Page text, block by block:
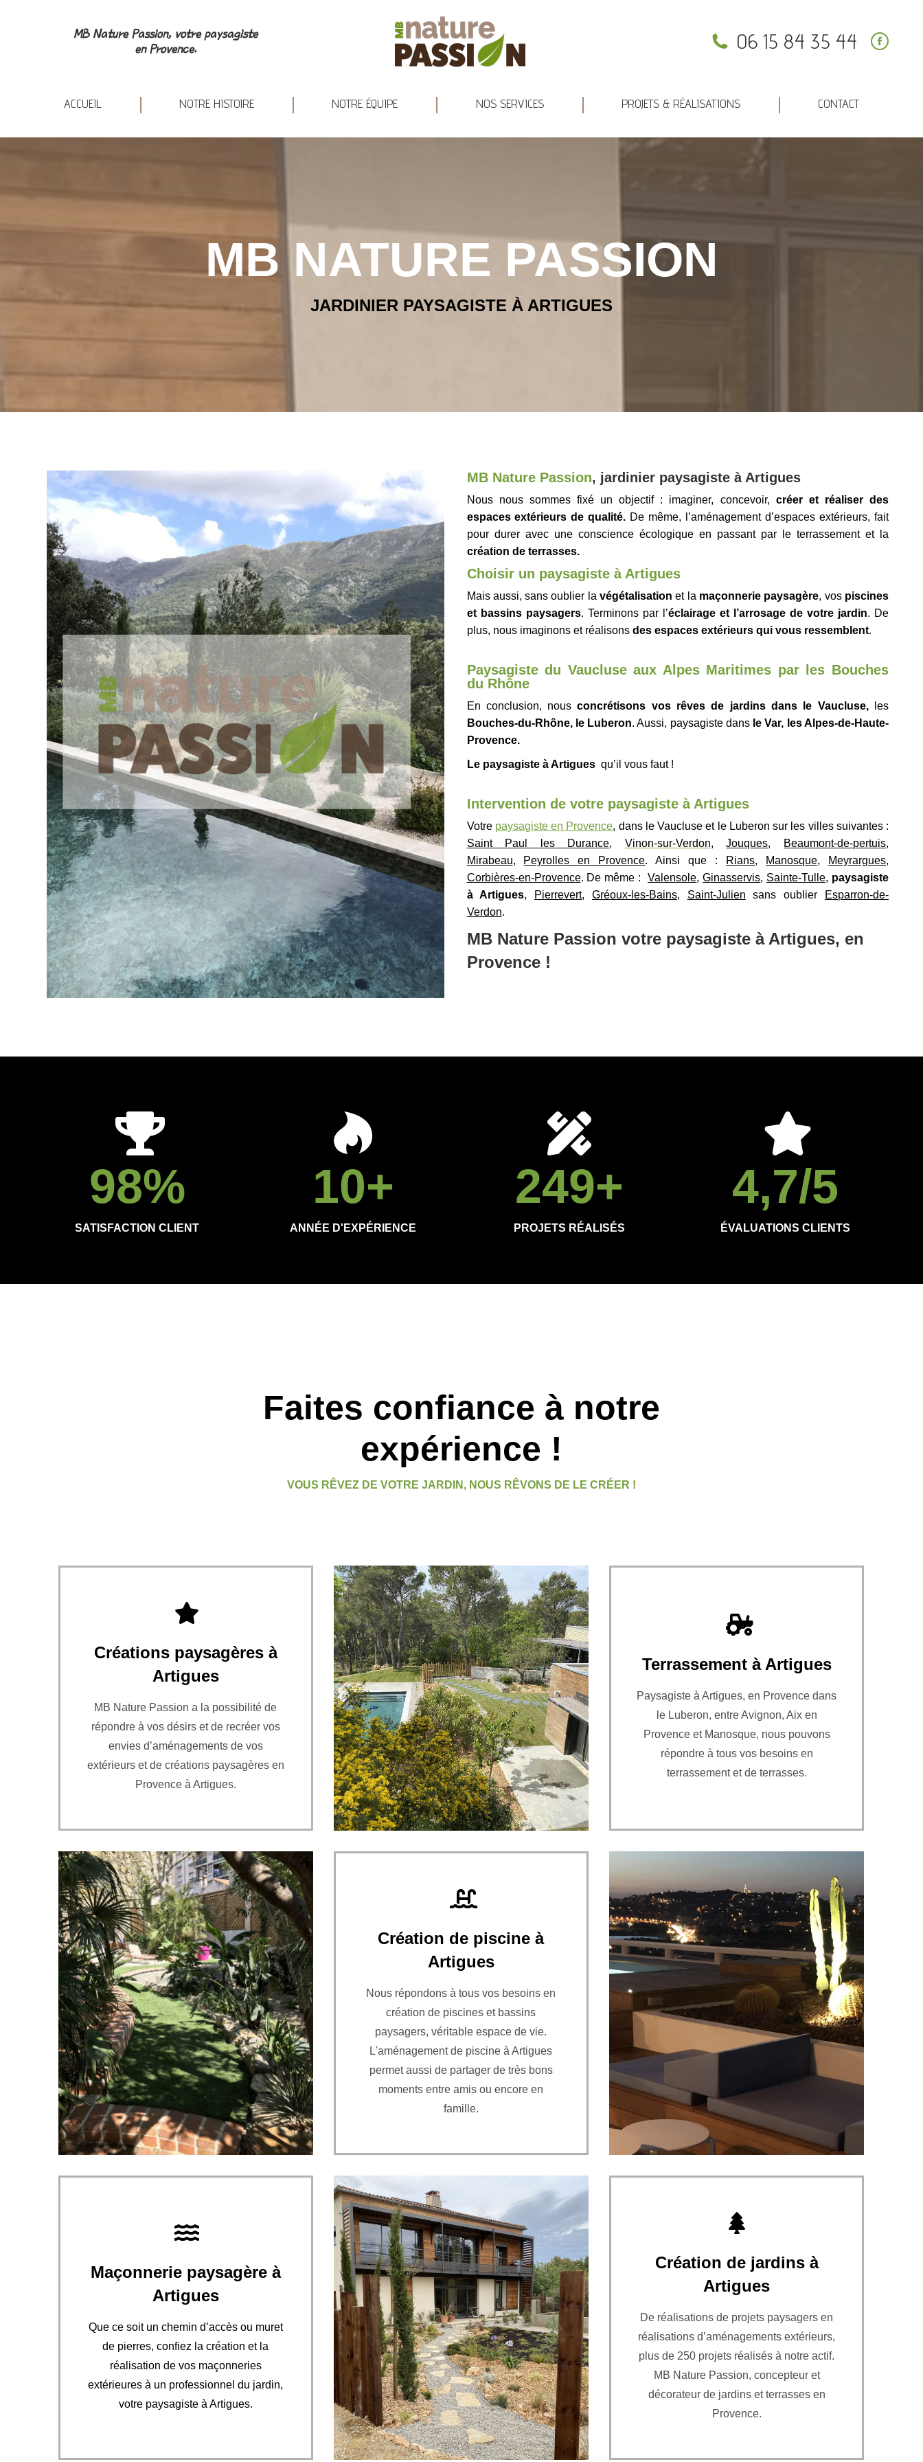
MB Nature Passion, votre paysagiste
en Provence.
06 15 84 35 44
ACCUEIL NOTRE HISTOIRE NOTRE ÉQUIPE NOS SERVICES PROJETS & RÉALISATIONS CONTACT
MB NATURE PASSION
JARDINIER PAYSAGISTE À ARTIGUES
MB Nature Passion, jardinier paysagiste à Artigues
Nous nous sommes fixé un objectif : imaginer, concevoir, créer et réaliser des
espaces extérieurs de qualité. De même, l’aménagement d’espaces extérieurs, fait
pour durer avec une conscience écologique en passant par le terrassement et la
création de terrasses.
Choisir un paysagiste à Artigues
Mais aussi, sans oublier lavégétalisation et la maçonnerie paysagère, vos piscines
et bassins paysagers. Terminons par l’éclairage et l’arrosage de votre jardin. De
plus, nous imaginons et réalisons des espaces extérieurs qui vous ressemblent.
Paysagiste du Vaucluse aux Alpes Maritimes par les Bouches
du Rhône
En conclusion, nousconcrétisons vos rêves de jardins dans le Vaucluse,
les
Bouches-du-Rhône, le Luberon. Aussi, paysagiste dansle Var, les Alpes-de-Haute-
Provence.
Le paysagiste à Artigues qu’il vous faut !
Intervention de votre paysagiste à Artigues
Votre paysagiste en Provence, dans le Vaucluse et le Luberon sur les villes suivantes :
Saint Paul les Durance, Vinon-sur-Verdon,Jouques, Beaumont-de-pertuis,
Mirabeau, Peyrolles en Provence. Ainsi que : Rians, Manosque, Meyrargues,
Corbières-en-Provence. De même :Valensole,Ginasservis, Sainte-Tulle, paysagiste
à Artigues, Pierrevert, Gréoux-les-Bains, Saint-Julien sans oublier
Esparron-de-
Verdon.
MB Nature Passion votre paysagiste à Artigues, en
Provence !
98%
SATISFACTION CLIENT
10+
ANNÉE D'EXPÉRIENCE
250+
PROJETS RÉALISÉS
4,7/5
ÉVALUATIONS CLIENTS
Faites confiance à notre
expérience !
VOUS RÊVEZ DE VOTRE JARDIN, NOUS RÊVONS DE LE CRÉER !
Créations paysagères à
Artigues
MB Nature Passion a la possibilité de
répondre à vos désirs et de recréer vos
envies d’aménagements de vos
extérieurs et de créations paysagères en
Provence à Artigues.
Terrassement à Artigues
Paysagiste à Artigues, en Provence dans
le Luberon, entre Avignon, Aix en
Provence et Manosque, nous pouvons
répondre à tous vos besoins en
terrassement et de terrasses.
Création de piscine à
Artigues
Nous répondons à tous vos besoins en
création de piscines et bassins
paysagers, véritable espace de vie.
L'aménagement de piscine à Artigues
permet aussi de partager de très bons
moments entre amis ou encore en
famille.
Maçonnerie paysagère à
Artigues
Que ce soit un chemin d’accès ou muret
de pierres, confiez la création et la
réalisation de vos maçonneries
extérieures à un professionnel du jardin,
votre paysagiste à Artigues.
Création de jardins à
Artigues
De réalisations de projets paysagers en
réalisations d’aménagements extérieurs,
plus de 250 projets réalisés à notre actif.
MB Nature Passion, concepteur et
décorateur de jardins et terrasses en
Provence.
ACCUEIL NOTRE ÉQUIPE PROJETS & RÉALISATIONS CONTACT